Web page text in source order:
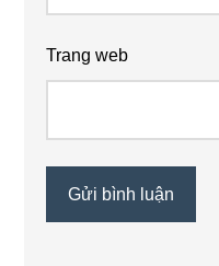
Trang web